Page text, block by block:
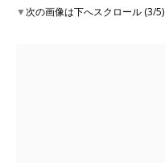
▼次の画像は下へスクロール (3/5)